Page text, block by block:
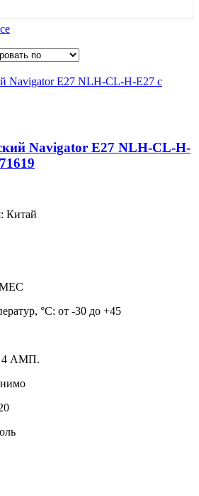
Navigator E27 NLH-CL-H-
Китай
МЕС
°C: от -30 до +45
4 АМП.